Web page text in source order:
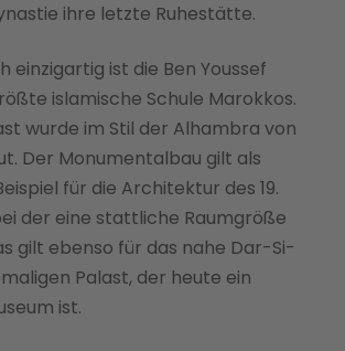
ihre letzte Ruhestätte.
einzigartig ist die Ben Youssef
islamische Schule Marokkos.
wurde im Stil der Alhambra von
Der Monumentalbau gilt als
für die Architektur des 19.
der eine stattliche Raumgröße
gilt ebenso für das nahe Dar-Si-
Palast, der heute ein
ist.